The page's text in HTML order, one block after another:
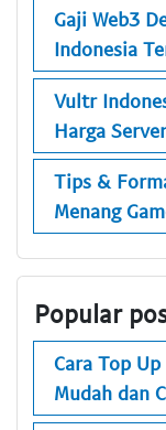
Gaji Web3
Indonesia
Vultr
Harga
Tips &
Menang
Popular
Cara Top
Mudah dan